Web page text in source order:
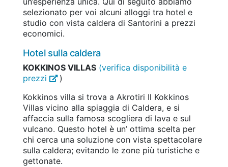
selezionato per voi alcuni alloggi tra hotel e
studio con vista caldera di Santorini a prezzi
economici.
Hotel sulla caldera
KOKKINOS VILLAS (verifica disponibilità e
prezzi
)
Kokkinos villa si trova a Akrotiri Il Kokkinos
Villas vicino alla spiaggia di Caldera, e si
affaccia sulla famosa scogliera di lava e sul
vulcano. Questo hotel è un’ ottima scelta per
chi cerca una soluzione con vista spettacolare
sulla caldera; evitando le zone più turistiche e
gettonate.